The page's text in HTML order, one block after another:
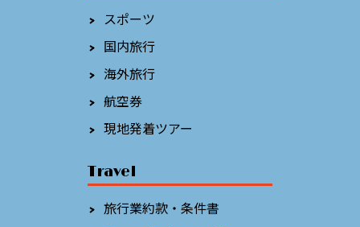
スポーツ
国内旅行
海外旅行
航空券
現地発着ツアー
Travel
旅行業約款・条件書